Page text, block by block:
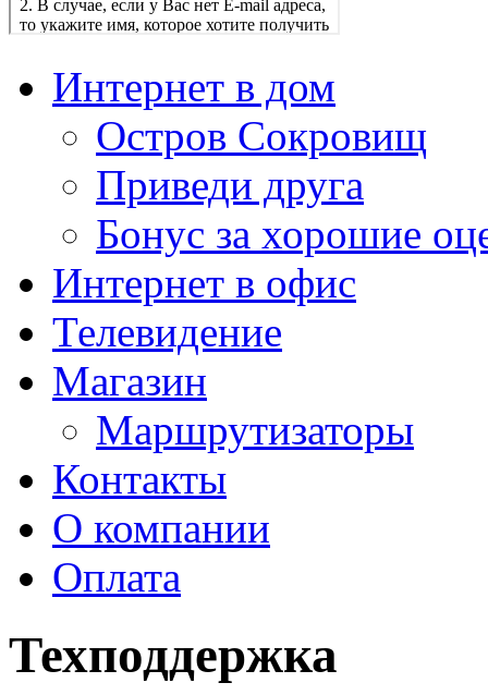
Интернет в дом
Остров Сокровищ
Приведи друга
Бонус за хорошие
Интернет в офис
Телевидение
Магазин
Маршрутизаторы
Контакты
О компании
Оплата
Техподдержка